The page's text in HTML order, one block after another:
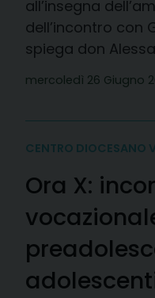
all’insegna
dell’incontro con
spiega don
mercoledì 26 Giugno
CENTRO DIOCESANO
Ora X: